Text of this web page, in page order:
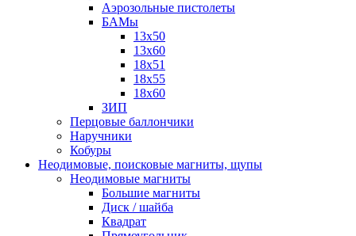
Аэрозольные пистолеты
БАМы
13х50
13х60
18х51
18х55
18х60
ЗИП
Перцовые баллончики
Наручники
Кобуры
Неодимовые, поисковые магниты, щупы
Неодимовые магниты
Большие магниты
Диск / шайба
Квадрат